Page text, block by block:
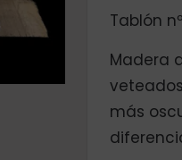
Tablón
Madera
más